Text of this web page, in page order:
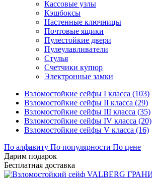
Кассовые узлы
Кэшбоксы
Настенные ключницы
Почтовые ящики
Пулестойкие двери
Пулеулавливатели
Стулья
Счетчики купюр
Электронные замки
Взломостойкие сейфы I класса (103)
Взломостойкие сейфы II класса (29)
Взломостойкие сейфы III класса (35)
Взломостойкие сейфы IV класса (20)
Взломостойкие сейфы V класса (16)
По алфавиту По популярности По цене
Дарим подарок
Бесплатная доставка